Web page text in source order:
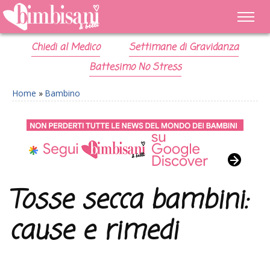
Chiedi al Medico
Settimane di Gravidanza
Battesimo No Stress
Home » Bambino
Tosse secca bambini:
cause e rimedi